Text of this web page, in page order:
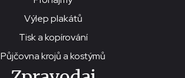
Výlep plakátů
Tisk a kopírování
Půjčovna krojů a kostýmů